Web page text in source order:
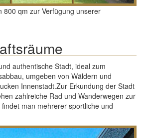
800 qm zur Verfügung unserer
authentische Stadt, ideal zum
umgeben von Wäldern und
Innenstadt.Zur Erkundung der Stadt
zahlreiche Rad und Wanderwegen zur
man mehrerer sportliche und